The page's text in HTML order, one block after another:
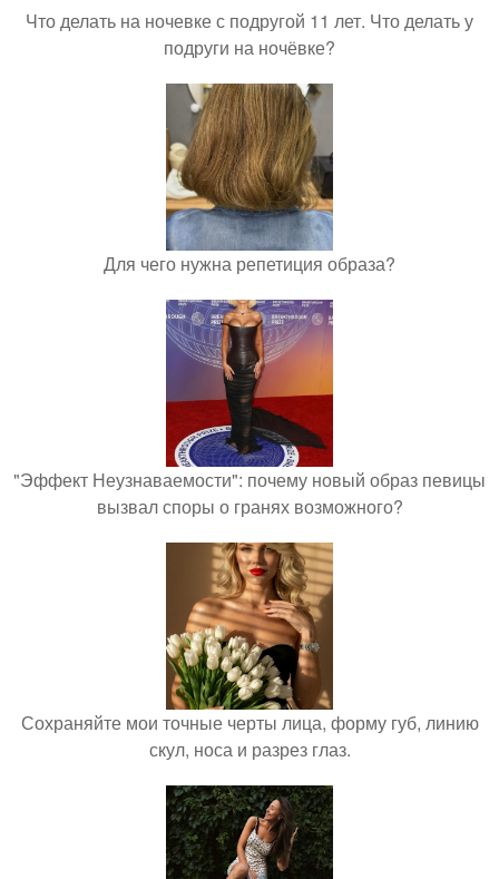
Что делать на ночевке с подругой 11 лет. Что делать у
подруги на ночёвке?
Для чего нужна репетиция образа?
"Эффект Неузнаваемости": почему новый образ певицы
вызвал споры о гранях возможного?
Сохраняйте мои точные черты лица, форму губ, линию
скул, носа и разрез глаз.